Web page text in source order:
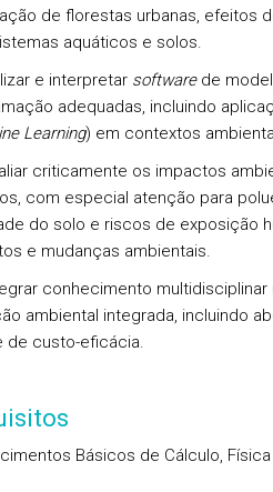
de florestas urbanas, efeitos
aquáticos e solos.
e interpretar softwarede
adequadas, incluindo
Learning) em contextos
criticamente os impactos
com especial atenção para
do solo e riscos de exposição
e mudanças ambientais.
conhecimento
ambiental integrada, incluindo
de custo-eficácia.
Básicos de Cálculo,